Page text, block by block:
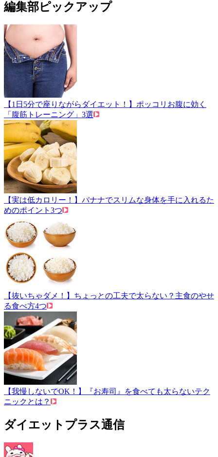
編集部ピックアップ
【1日5分で座りながらダイエット！】ポッコリお腹に効く
「腹筋トレーニング」3選
【実は低カロリー！】バナナでスリムな身体を手に入れるた
めのポイント3つ
【抜いちゃダメ！】ちょっとの工夫で太らない？主食のやせ
る食べ方4つ
【我慢しないでOK！】『お寿司』を食べても太らないテク
ニックとは？
ダイエットプラス通信